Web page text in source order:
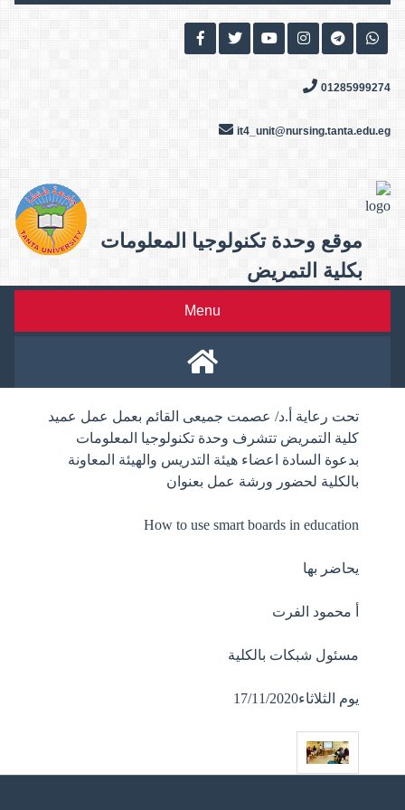
content
01285999274
it4_unit@nursing.tanta.edu.eg
موقع وحدة تكنولوجيا المعلومات
بكلية التمريض
Menu
تحت رعاية أ.د/ عصمت جميعى القائم بعمل عمل عميد
كلية التمريض تتشرف وحدة تكنولوجيا المعلومات
بدعوة السادة اعضاء هيئة التدريس والهيئة المعاونة
بالكلية لحضور ورشة عمل بعنوان
How to use smart boards in education
يحاضر بها
أ محمود الفرت
مسئول شبكات بالكلية
يوم الثلاثاء17/11/2020